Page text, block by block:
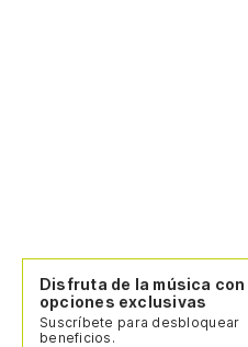
Disfruta de la música con
opciones exclusivas
Suscríbete para desbloquear
beneficios.